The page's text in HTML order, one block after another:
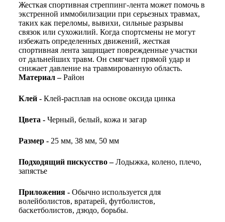
Жесткая спортивная стреппинг-лента может помочь в
экстренной иммобилизации при серьезных травмах,
таких как переломы, вывихи, сильные разрывы
связок или сухожилий. Когда спортсмены не могут
избежать определенных движений, жесткая
спортивная лента защищает поврежденные участки
от дальнейших травм. Он смягчает прямой удар и
снижает давление на травмированную область.
Материал –Район
Клей -Клей-расплав на основе оксида цинка
Цвета - Черный, белый, кожа и загар
Размер - 25 мм, 38 мм, 50 мм
Подходящий пискусство–Лодыжка, колено, плечо,
запястье
Приложения -Обычно используется для
волейболистов, вратарей, футболистов,
баскетболистов, дзюдо, борьбы.